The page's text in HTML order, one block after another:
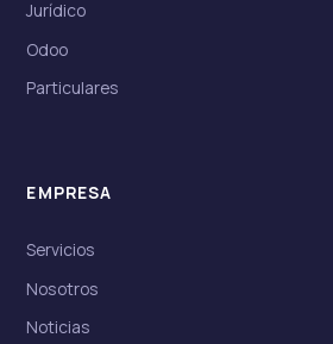
Jurídico
Odoo
Particulares
EMPRESA
Servicios
Nosotros
Noticias